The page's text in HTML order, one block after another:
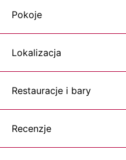
Pokoje
Lokalizacja
Restauracje i bary
Recenzje